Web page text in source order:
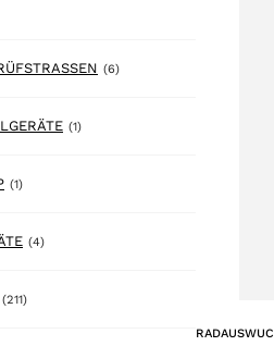
products
(6)6 products
(1)1 product
(1)1 product
(4)4 products
(211)211 products